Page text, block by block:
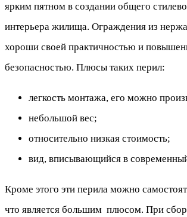
ярким пятном в создании общего
интерьера жилища. Ограждения из
хороши своей практичностью и
безопасностью. Плюсы таких перил:
легкость монтажа, его можно
небольшой вес;
относительно низкая стоимость;
вид, вписывающийся в
Кроме этого эти перила можно
что является большим плюсом. При